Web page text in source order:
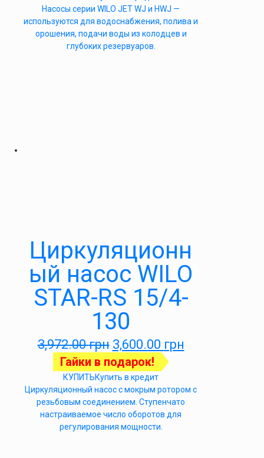
Насосы серии WILO JET WJ и HWJ —
используются для водоснабжения, полива и
орошения, подачи воды из колодцев и
глубоких резервуаров.
Циркуляционн
ый насос WILO
STAR-RS 15/4-
130
3,972.00грн 3,600.00 грн
Гайки в подарок!
КУПИТЬКупить в кредит
Циркуляционный насос с мокрым ротором с
резьбовым соединением. Ступенчато
настраиваемое число оборотов для
регулирования мощности.